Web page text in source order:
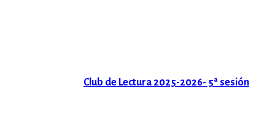
Club de Lectura 2025-2026- 5ª sesión